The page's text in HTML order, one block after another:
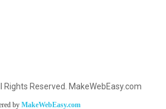
Reserved. MakeWebEasy.com
by MakeWebEasy.com